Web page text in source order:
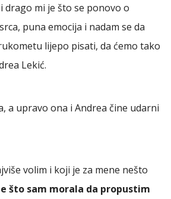
drago mi je što se ponovo o
puna emocija i nadam se da
lijepo pisati, da ćemo tako
Lekić.
a upravo ona i Andrea čine udarni
volim i koji je za mene nešto
što sam morala da propustim